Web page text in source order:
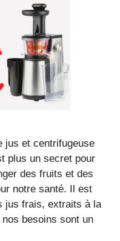
jus et centrifugeuse
plus un secret pour
des fruits et des
notre santé. Il est
jus frais, extraits à la
besoins sont un